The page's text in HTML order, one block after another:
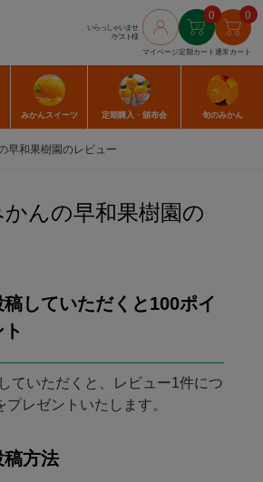
いらっしゃいませ
/ゲスト様
マイページ
0
定期カート
0
通常カート
みかんスイーツ 定期購入 ・頒布会 旬のみかん
早和果樹園のレビュー
んの早和果樹園の
していただくと100ポイ
ていただくと、レビュー1件につ
レゼントいたします。
稿方法